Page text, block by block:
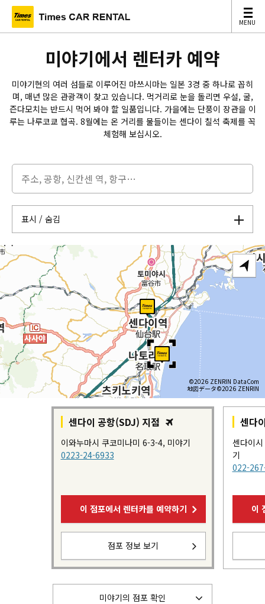
MENU
MENU
미야기에서 렌터카 예약
미야기현의 여러 섬들로 이루어진 마쓰시마는 일본 3경 중 하나로 꼽히
며, 매년 많은 관광객이 찾고 있습니다. 먹거리로 눈을 돌리면 우설, 굴,
즌다모치는 반드시 먹어 봐야 할 일품입니다. 가을에는 단풍이 장관을 이
루는 나루코쿄 협곡. 8월에는 온 거리를 물들이는 센다이 칠석 축제를 꼭
체험해 보십시오.
센다이 공항(SDJ) 지점
이와누마시 쿠코미나미 6-3-4, 미야기
0223-24-6933
이 점포에서 렌터카를 예약하기
점포 정보 보기
센다
센다이
기
022-
이
미야기의 점포 확인
표시 / 숨김
©2026 ZENRIN DataCom
地図データ©2026 ZENRIN